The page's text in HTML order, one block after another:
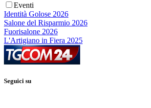
Eventi
Identità Golose 2026
Salone del Risparmio 2026
Fuorisalone 2026
L'Artigiano in Fiera 2025
Seguici su